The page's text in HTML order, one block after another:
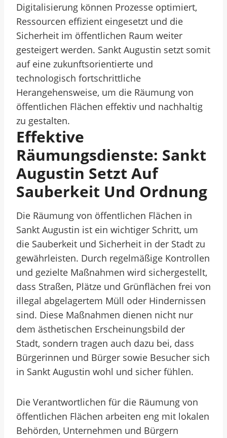
Digitalisierung können Prozesse optimiert,
Ressourcen effizient eingesetzt und die
Sicherheit im öffentlichen Raum weiter
gesteigert werden. Sankt Augustin setzt somit
auf eine zukunftsorientierte und
technologisch fortschrittliche
Herangehensweise, um die Räumung von
öffentlichen Flächen effektiv und nachhaltig
zu gestalten.
Effektive
Räumungsdienste: Sankt
Augustin Setzt Auf
Sauberkeit Und Ordnung
Die Räumung von öffentlichen Flächen in
Sankt Augustin ist ein wichtiger Schritt, um
die Sauberkeit und Sicherheit in der Stadt zu
gewährleisten. Durch regelmäßige Kontrollen
und gezielte Maßnahmen wird sichergestellt,
dass Straßen, Plätze und Grünflächen frei von
illegal abgelagertem Müll oder Hindernissen
sind. Diese Maßnahmen dienen nicht nur
dem ästhetischen Erscheinungsbild der
Stadt, sondern tragen auch dazu bei, dass
Bürgerinnen und Bürger sowie Besucher sich
in Sankt Augustin wohl und sicher fühlen.
Die Verantwortlichen für die Räumung von
öffentlichen Flächen arbeiten eng mit lokalen
Behörden, Unternehmen und Bürgern